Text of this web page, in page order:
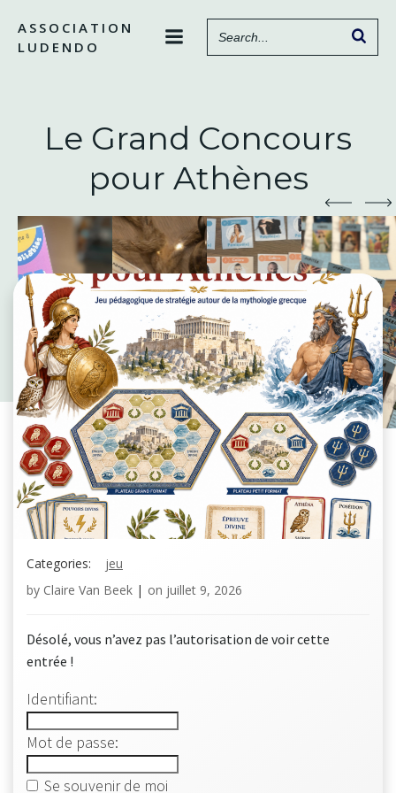
contenu
ASSOCIATION
LUDENDO
Le Grand Concours
pour Athènes
Categories:
jeu
by Claire Van Beek | on juillet 9, 2026
Désolé, vous n’avez pas l’autorisation de voir cette
entrée !
Identifiant:
Mot de passe:
Se souvenir de moi